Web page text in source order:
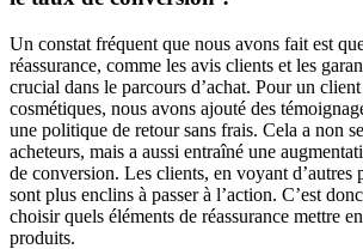
Un constat fréquent que nous avons fait est
réassurance, comme les avis clients et les
crucial dans le parcours d’achat. Pour un
cosmétiques, nous avons ajouté des
une politique de retour sans frais. Cela a non
acheteurs, mais a aussi entraîné une
de conversion. Les clients, en voyant d’autres
sont plus enclins à passer à l’action. C’est
choisir quels éléments de réassurance mettre
produits.